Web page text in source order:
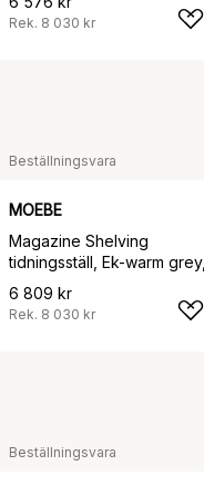
Rek. 8 030 kr
Beställningsvara
MOEBE
Magazine Shelving
tidningsställ, Ek-warm grey,
85x180x7 cm, MS.180.1
6 809 kr
Rek. 8 030 kr
Beställningsvara